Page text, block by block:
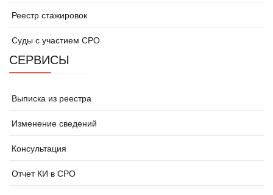
Реестр стажировок
Суды с участием СРО
СЕРВИСЫ
Выписка из реестра
Изменение сведений
Консультация
Отчет КИ в СРО